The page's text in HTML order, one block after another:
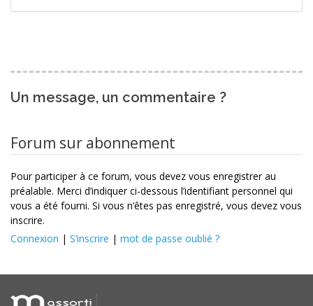
Un message, un commentaire ?
Forum sur abonnement
Pour participer à ce forum, vous devez vous enregistrer au
préalable. Merci d’indiquer ci-dessous l’identifiant personnel qui
vous a été fourni. Si vous n’êtes pas enregistré, vous devez vous
inscrire.
Connexion | S’inscrire | mot de passe oublié ?